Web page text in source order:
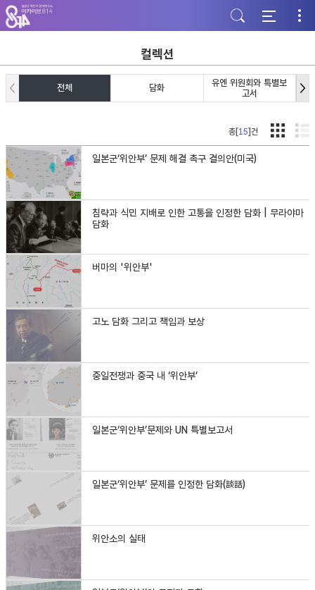
주
메
뉴
가
기
본
문
바
기
하
단
바
기
컬렉션
전체 담화
유엔 위원회와 특별보
고서
총[15]건
일본군‘위안부’ 문제 해결 촉구 결의안(미국)
침략과 식민 지배로 인한 고통을 인정한 담화 | 무라야마
담화
버마의 '위안부'
고노 담화 그리고 책임과 보상
중일전쟁과 중국 내 ‘위안부’
일본군‘위안부’문제와 UN 특별보고서
일본군‘위안부’ 문제를 인정한 담화(談話)
위안소의 실태